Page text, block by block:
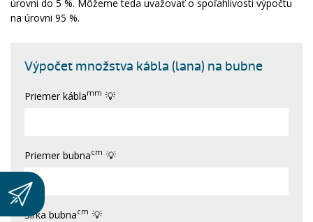
úrovni do 5 %. Môžeme teda uvažovať o spoľahlivosti výpočtu
na úrovni 95 %.
Výpočet množstva kábla (lana) na bubne
Priemer káblamm 💡
Priemer bubnacm 💡
Šírka bubnacm 💡